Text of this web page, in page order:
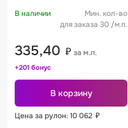
В наличии
Мин. кол-во
для заказа 30 /м.п.
335,40 ₽ за м.п.
+201 бонус
В корзину
Цена за рулон: 10 062 ₽